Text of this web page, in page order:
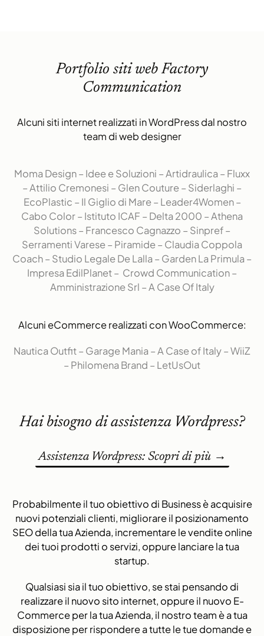
Portfolio siti web Factory
Communication
Alcuni siti internet realizzati in WordPress dal nostro
team di web designer
Moma Design– Idee e Soluzioni –Artidraulica – Fluxx
–Attilio Cremonesi – Glen Couture– Siderlaghi –
EcoPlastic – Il Giglio di Mare– Leader4Women–
Cabo Color– Istituto ICAF – Delta 2000 –Athena
Solutions– Francesco Cagnazzo – Sinpref–
Serramenti Varese– Piramide– Claudia Coppola
Coach– Studio Legale De Lalla – Garden La Primula –
Impresa EdilPlanet– Crowd Communication–
Amministrazione Srl –A Case Of Italy
Alcuni eCommerce realizzati con WooCommerce:
Nautica Outfit– Garage Mania –A Case of Italy–WiiZ
– Philomena Brand – LetUsOut
Hai bisogno di assistenza Wordpress?
Assistenza Wordpress: Scopri di più →
Probabilmente il tuo obiettivo di Business èacquisire
nuovi potenziali clienti, migliorare il posizionamento
SEO della tua Azienda, incrementare le vendite online
dei tuoi prodotti o servizi, oppurelanciare la tua
startup.
Qualsiasi sia il tuo obiettivo, se stai pensando di
realizzare il nuovo sito internet, oppure il nuovo E-
Commerceper la tua Azienda, il nostro team è a tua
disposizione per rispondere a tutte le tue domande e